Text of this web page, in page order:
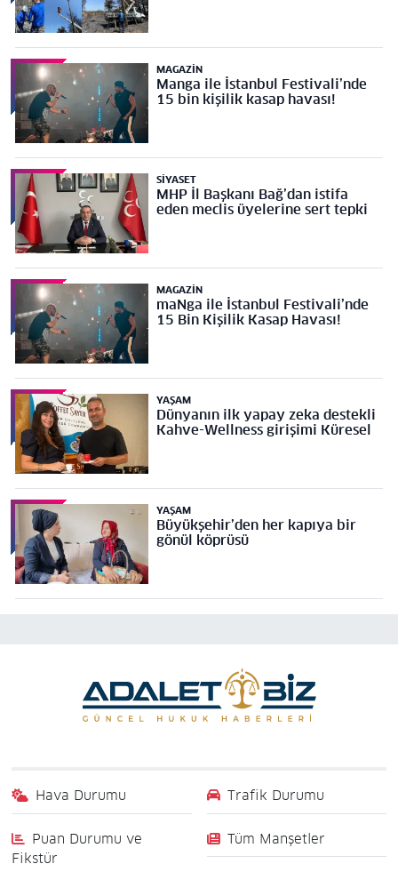
MAGAZIN
Manga ile İstanbul Festivali’nde
15 bin kişilik kasap havası!
SIYASET
MHP İl Başkanı Bağ’dan istifa
eden meclis üyelerine sert tepki
MAGAZIN
maNga ile İstanbul Festivali’nde
15 Bin Kişilik Kasap Havası!
YAŞAM
Dünyanın ilk yapay zeka destekli
Kahve-Wellness girişimi Küresel
YAŞAM
Büyükşehir’den her kapıya bir
gönül köprüsü
Hava Durumu Trafik Durumu
Puan Durumu ve
Fikstür
Tüm Manşetler